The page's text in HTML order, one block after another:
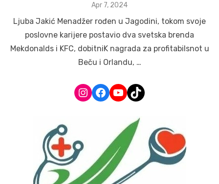
Posted
Apr 7, 2024
Ljuba Jakić Menadžer rođen u Jagodini, tokom svoje
poslovne karijere postavio dva svetska brenda
Mekdonalds i KFC, dobitniK nagrada za profitabilsnot u
Beču i Orlandu, …
Instagram
Facebook
YouTube
TikTok